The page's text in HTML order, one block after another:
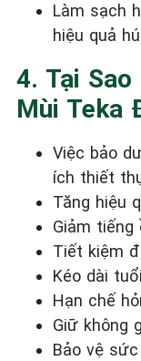
Làm sạch
hiệu quả
4. Tại
Mùi Teka
Việc bảo
ích thiết
Tăng hiệu
Giảm tiếng
Tiết kiệm
Kéo dài
Hạn chế
Giữ không
Bảo vệ